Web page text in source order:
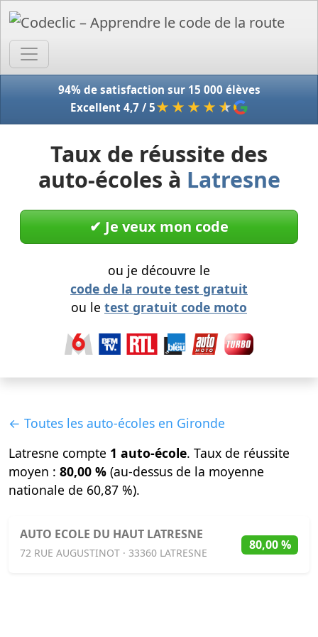
94% de satisfaction sur 15 000 élèves
Excellent 4,7 / 5★★★★ ★
Taux de réussite des
auto-écoles à Latresne
✔︎ Je veux mon code
ou je découvre le
code de la route test gratuit
ou le test gratuit code moto
← Toutes les auto-écoles en Gironde
Latresne compte 1 auto-école. Taux de réussite
moyen : 80,00 % (au-dessus de la moyenne
nationale de 60,87 %).
AUTO ECOLE DU HAUT LATRESNE
72 RUE AUGUSTINOT · 33360 LATRESNE
80,00 %